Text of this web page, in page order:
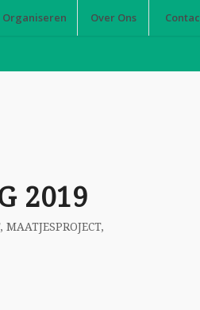
Organiseren Over Ons
2019
, MAATJESPROJECT,